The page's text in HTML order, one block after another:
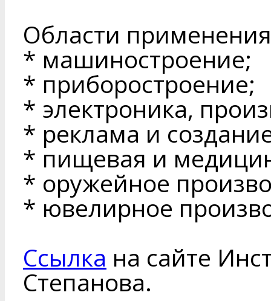
Области
* машиностроение;
* приборостроение;
* электроника,
* реклама и
* пищевая и
* оружейное
* ювелирное
Ссылка на сайте
Степанова.